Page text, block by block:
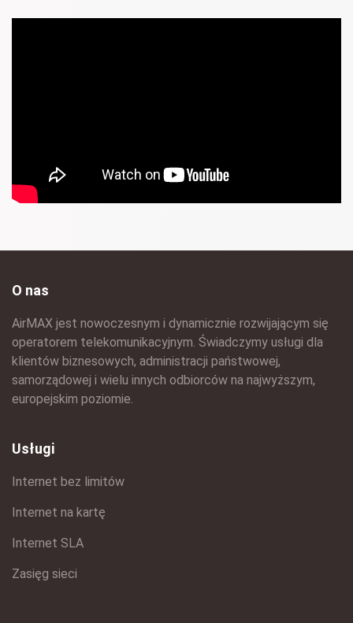
O nas
AirMAX jest nowoczesnym i dynamicznie rozwijającym się
operatorem telekomunikacyjnym. Świadczymy usługi dla
klientów biznesowych, administracji państwowej,
samorządowej i wielu innych odbiorców na najwyższym,
europejskim poziomie.
Usługi
Internet bez limitów
Internet na kartę
Internet SLA
Zasięg sieci